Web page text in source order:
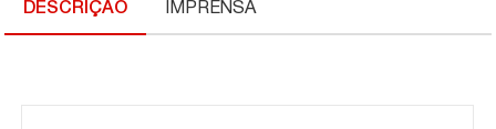
DESCRIÇÃO IMPRENSA